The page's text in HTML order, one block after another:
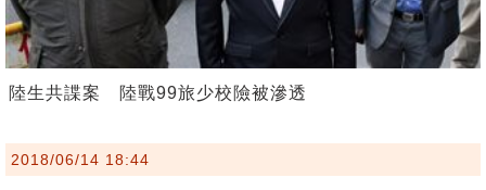
陸生共諜案 陸戰99旅少校險被滲透
2018/06/14 18:44